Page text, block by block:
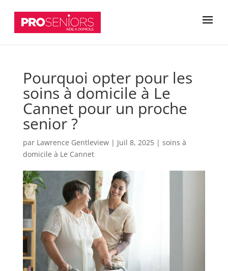
Pourquoi opter pour les
soins à domicile à Le
Cannet pour un proche
senior ?
par Lawrence Gentleview| Juil 8, 2025| soins à
domicile à Le Cannet